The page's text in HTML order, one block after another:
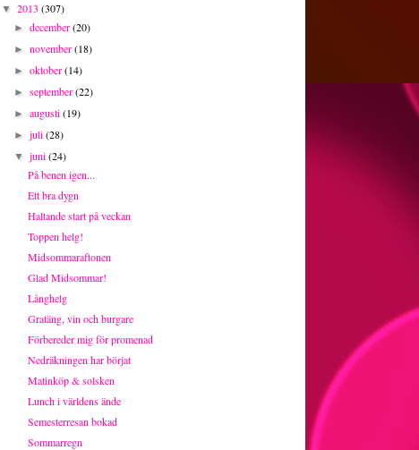
▼ 2013 (307)
►december(20)
►november(18)
►oktober(14)
►september(22)
►augusti(19)
►juli(28)
▼juni(24)
På benen igen...
Ett bra dygn
Haltande start på veckan
Toppen helg!
Midsommaraftonen
Glad Midsommar!
Långhelg
Gratäng, vin och burgare
Förbereder mig för promenad
Nedräkningen har börjat
Matinköp & solsken
Lunch i världens ände
Semesterresan bokad
Sommarregn